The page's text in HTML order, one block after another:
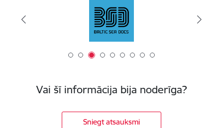
Vai šī informācija bija noderīga?
Sniegt atsauksmi